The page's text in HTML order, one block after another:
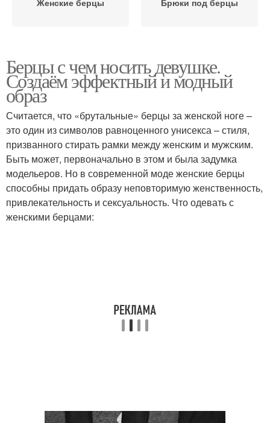
Женские берцы Брюки под берцы
Берцы с чем носить девушке.
Создаём эффектный и модный
образ
Считается, что «брутальные» берцы за женской ноге –
это один из символов равноценного унисекса – стиля,
призванного стирать рамки между женским и мужским.
Быть может, первоначально в этом и была задумка
модельеров. Но в современной моде женские берцы
способны придать образу неповторимую женственность,
привлекательность и сексуальность. Что одевать с
женскими берцами: